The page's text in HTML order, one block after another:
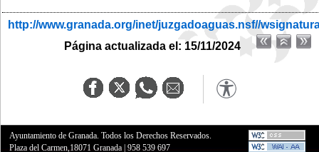
http://www.granada.org/inet/juzgadoaguas.nsf//
Página actualizada el: 15/11/2024
Ayuntamiento de Granada. Todos los Derechos Reservados.
Plaza del Carmen,18071 Granada |958 539 697